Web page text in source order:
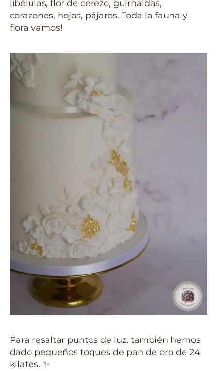
libélulas, flor de cerezo, guirnaldas,
corazones, hojas, pájaros. Toda la fauna y
flora vamos!
Para resaltar puntos de luz, también hemos
dado pequeños toques de pan de oro de 24
kilates. ✨